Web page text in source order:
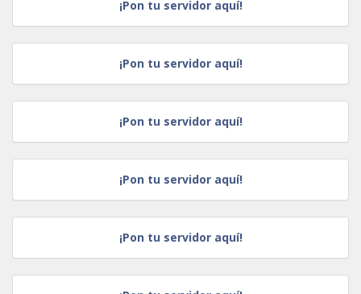
¡Pon tu servidor aquí!
¡Pon tu servidor aquí!
¡Pon tu servidor aquí!
¡Pon tu servidor aquí!
¡Pon tu servidor aquí!